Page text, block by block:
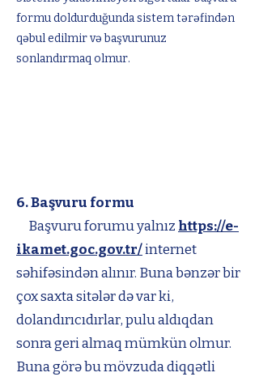
formu doldurduğunda sistem tərəfindən
qəbul edilmir və başvurunuz
sonlandırmaq olmur.
6. Başvuru formu​
Başvuru forumu yalnız https://e-
ikamet.goc.gov.tr/internet
səhifəsindən alınır. Buna bənzər bir
çox saxta sitələr də var ki,
dolandırıcıdırlar, pulu aldıqdan
sonra geri almaq mümkün olmur.
Buna görə bu mövzuda diqqətli